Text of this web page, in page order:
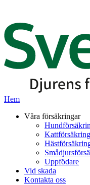
Hem
Våra försäkringar
Kattförsäkring
Uppfödare
Vid skada
Kontakta oss